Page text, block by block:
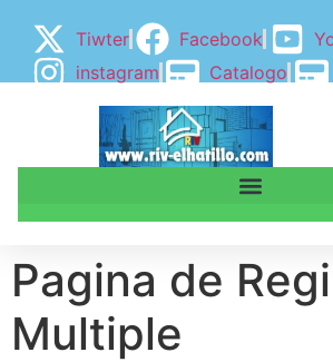
Tiwter Facebook
instagram
Catalogo
BLOGGER
BLOG
Pagina de
Multiple